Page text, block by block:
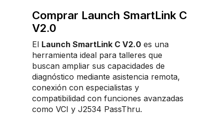
Comprar Launch SmartLink C
V2.0
El Launch SmartLink C V2.0 es una
herramienta ideal para talleres que
buscan ampliar sus capacidades de
diagnóstico mediante asistencia remota,
conexión con especialistas y
compatibilidad con funciones avanzadas
como VCI y J2534 PassThru.